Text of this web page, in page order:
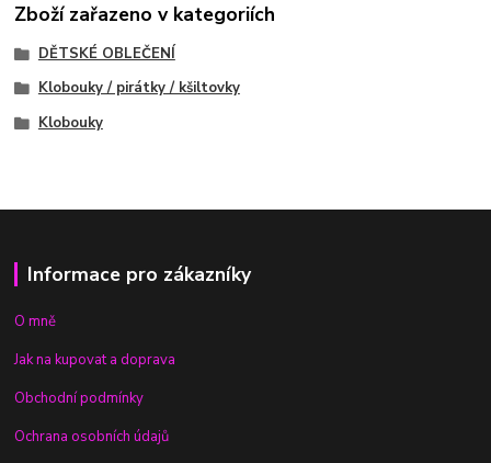
Zboží zařazeno v kategoriích
DĚTSKÉ OBLEČENÍ
Klobouky / pirátky / kšiltovky
Klobouky
Informace pro zákazníky
O mně
Jak na kupovat a doprava
Obchodní podmínky
Ochrana osobních údajů